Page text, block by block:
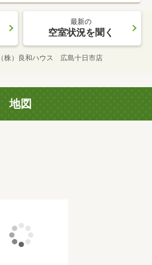
最新の
空室状況を聞く
（株）良和ハウス 広島十日市店
地図